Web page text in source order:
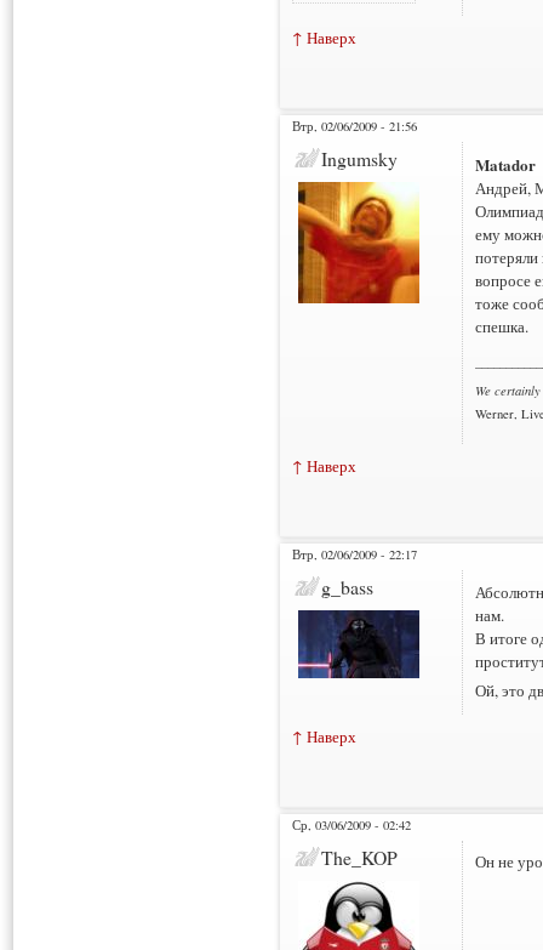
↑ Наверх
Втр, 02/06/2009 - 21:56
Ingumsky Matador
Андрей,
ему
потеряли
вопросе
тоже
спешка.
We
Werner,
↑ Наверх
Втр, 02/06/2009 - 22:17
g_bass
нам.
В итоге
Ой, это
↑ Наверх
Ср, 03/06/2009 - 02:42
The_KOP Он не